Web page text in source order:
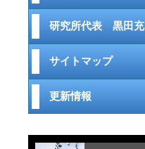
研究所代表 黒田充
サイトマップ
更新情報